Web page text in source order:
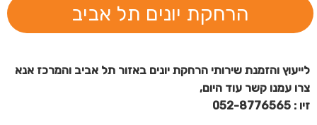
הרחקת יונים תל אביב
לייעוץ והזמנת שירותי הרחקת יונים באזור תל אביב והמרכז אנא
צרו עמנו קשר עוד היום,
זיו : 052-8776565